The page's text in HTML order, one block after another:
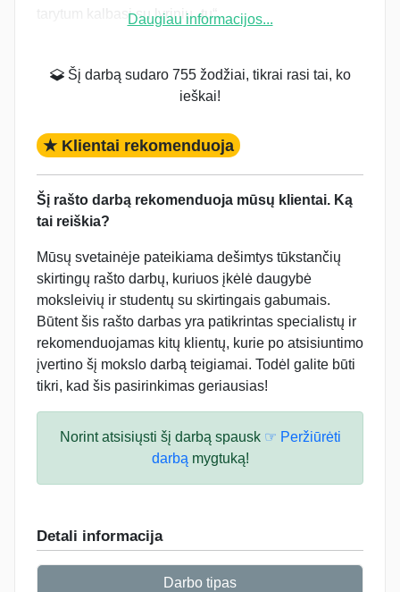
tarytum kalbasi su lyriniu „tu“,...
Daugiau informacijos...
Šį darbą sudaro 755 žodžiai, tikrai rasi tai, ko
ieškai!
★ Klientai rekomenduoja
Šį rašto darbą rekomenduoja mūsų klientai. Ką
tai reiškia?
Mūsų svetainėje pateikiama dešimtys tūkstančių
skirtingų rašto darbų, kuriuos įkėlė daugybė
moksleivių ir studentų su skirtingais gabumais.
Būtent šis rašto darbas yra patikrintas specialistų ir
rekomenduojamas kitų klientų, kurie po atsisiuntimo
įvertino šį mokslo darbą teigiamai. Todėl galite būti
tikri, kad šis pasirinkimas geriausias!
Norint atsisiųsti šį darbą spausk ☞ Peržiūrėti
darbą mygtuką!
Detali informacija
Darbo tipas